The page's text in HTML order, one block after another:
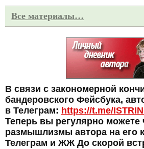
Все материалы…
В связи с закономерной
бандеровского Фейсбука,
в Телеграм: https://t.me/
Теперь вы регулярно можете
размышлизмы автора на его
Телеграм и ЖЖ До скорой